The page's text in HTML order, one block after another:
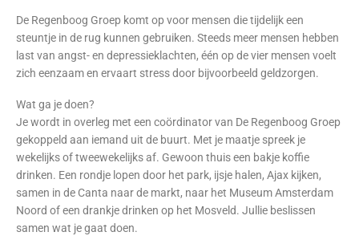
De Regenboog Groep komt op voor mensen die tijdelijk een
steuntje in de rug kunnen gebruiken. Steeds meer mensen hebben
last van angst- en depressieklachten, één op de vier mensen voelt
zich eenzaam en ervaart stress door bijvoorbeeld geldzorgen.
Wat ga je doen?
Je wordt in overleg met een coördinator van De Regenboog Groep
gekoppeld aan iemand uit de buurt. Met je maatje spreek je
wekelijks of tweewekelijks af. Gewoon thuis een bakje koffie
drinken. Een rondje lopen door het park, ijsje halen, Ajax kijken,
samen in de Canta naar de markt, naar het Museum Amsterdam
Noord of een drankje drinken op het Mosveld. Jullie beslissen
samen wat je gaat doen.